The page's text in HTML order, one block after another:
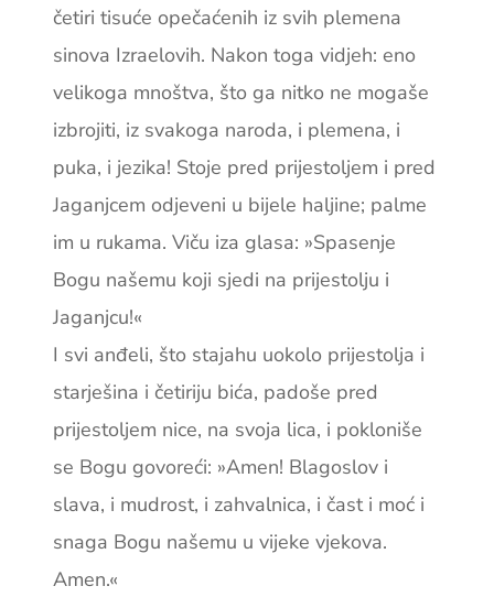
četiri tisuće opečaćenih iz svih plemena
sinova Izraelovih. Nakon toga vidjeh: eno
velikoga mnoštva, što ga nitko ne mogaše
izbrojiti, iz svakoga naroda, i plemena, i
puka, i jezika! Stoje pred prijestoljem i pred
Jaganjcem odjeveni u bijele haljine; palme
im u rukama. Viču iza glasa: »Spasenje
Bogu našemu koji sjedi na prijestolju i
Jaganjcu!«
I svi anđeli, što stajahu uokolo prijestolja i
starješina i četiriju bića, padoše pred
prijestoljem nice, na svoja lica, i pokloniše
se Bogu govoreći: »Amen! Blagoslov i
slava, i mudrost, i zahvalnica, i čast i moć i
snaga Bogu našemu u vijeke vjekova.
Amen.«